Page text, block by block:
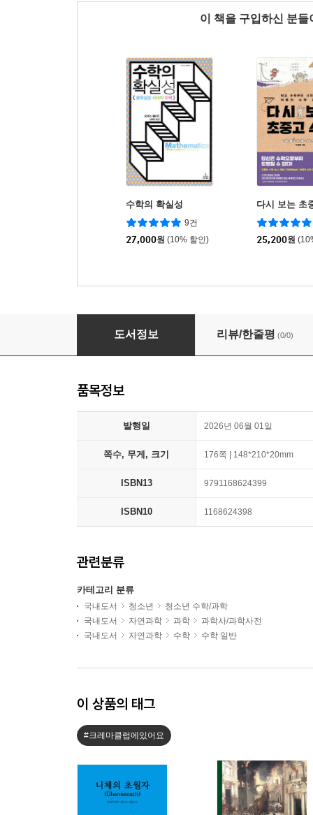
이 책을 구입하신 분
수학의 확실성
9건
27,000원 (10% 할인)
다시 보는 초
25,200원
중학 수학 필수 공식·용어 사전
도서정보 리뷰/한줄평 (0/0)
품목정보
발행일 2026년 06월 01일
쪽수, 무게, 크기 176쪽 | 148*210*20mm
ISBN13 9791168624399
ISBN10 1168624398
관련분류
카테고리 분류
국내도서 청소년
청소년 수학/과학
국내도서
자연과학 과학
과학사/과학사전
국내도서
자연과학 수학 수학 일반
이 상품의 태그
#크레마클럽에있어요